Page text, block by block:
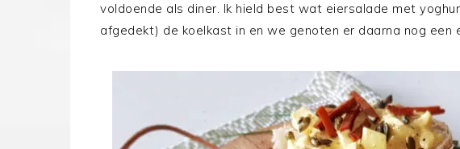
voldoende als diner. Ik hield best wat eiersalade met
afgedekt) de koelkast in en we genoten er daarna nog een